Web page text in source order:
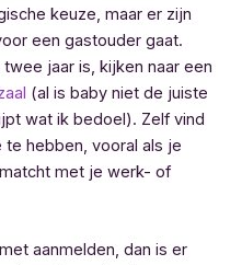
keuze, maar er zijn
een gastouder gaat.
jaar is, kijken naar een
(al is baby niet de juiste
wat ik bedoel). Zelf vind
hebben, vooral als je
met je werk- of
aanmelden, dan is er